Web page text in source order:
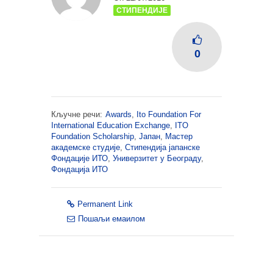
СТИПЕНДИЈЕ
0
Кључне речи: Awards, Ito Foundation For
International Education Exchange, ITO
Foundation Scholarship, Јапан, Мастер
академске студије, Стипендија јапанске
Фондације ИТО, Универзитет у Београду,
Фондација ИТО
Permanent Link
Пошаљи емаилом